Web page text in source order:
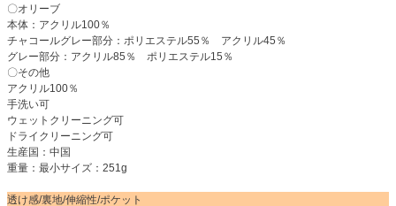
〇オリーブ
本体：アクリル100％
チャコールグレー部分：ポリエステル55％ アクリル45％
グレー部分：アクリル85％ ポリエステル15％
〇その他
アクリル100％
手洗い可
ウェットクリーニング可
ドライクリーニング可
生産国：中国
重量：最小サイズ：251g
透け感/裏地/伸縮性/ポケット